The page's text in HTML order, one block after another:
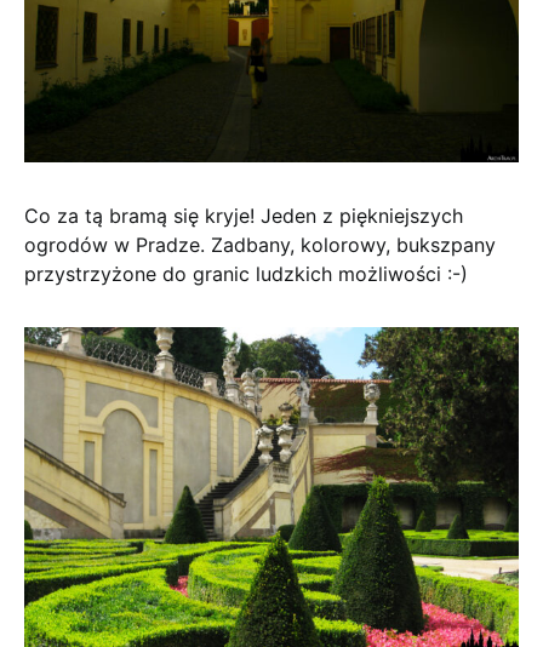
Co za tą bramą się kryje! Jeden z piękniejszych
ogrodów w Pradze. Zadbany, kolorowy, bukszpany
przystrzyżone do granic ludzkich możliwości :-)